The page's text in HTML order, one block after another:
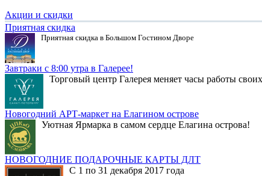
Акции и скидки
Приятная скидка
Приятная скидка в Большом Гостином Дворе
Завтраки с 8:00 утра в Галерее!
Торговый центр Галерея меняет часы работы
Новогодний АРТ-маркет на Елагином острове
Уютная Ярмарка в самом сердце Елагина острова!
НОВОГОДНИЕ ПОДАРОЧНЫЕ КАРТЫ ДЛТ
С 1 по 31 декабря 2017 года